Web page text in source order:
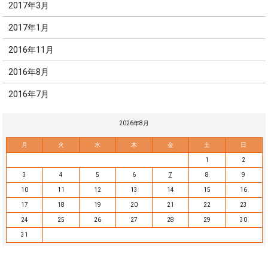
2017年3月
2017年1月
2016年11月
2016年8月
2016年7月
2026年8月
月 火 水 木 金 土 日
1 2
3 4 5 6 7 8 9
10 11 12 13 14 15 16
17 18 19 20 21 22 23
24 25 26 27 28 29 30
31